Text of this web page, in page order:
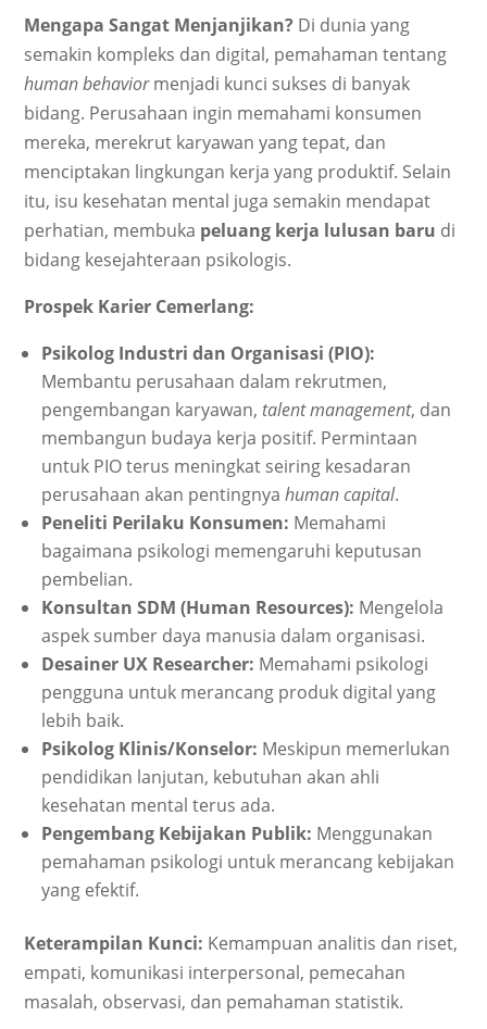
Mengapa Sangat Menjanjikan? Di dunia yang
semakin kompleks dan digital, pemahaman tentang
human behaviormenjadi kunci sukses di banyak
bidang. Perusahaan ingin memahami konsumen
mereka, merekrut karyawan yang tepat, dan
menciptakan lingkungan kerja yang produktif. Selain
itu, isu kesehatan mental juga semakin mendapat
perhatian, membuka peluang kerja lulusan baru di
bidang kesejahteraan psikologis.
Prospek Karier Cemerlang:
Psikolog Industri dan Organisasi (PIO):
Membantu perusahaan dalam rekrutmen,
pengembangan karyawan, talent management, dan
membangun budaya kerja positif. Permintaan
untuk PIO terus meningkat seiring kesadaran
perusahaan akan pentingnyahuman capital.
Peneliti Perilaku Konsumen: Memahami
bagaimana psikologi memengaruhi keputusan
pembelian.
Konsultan SDM (Human Resources): Mengelola
aspek sumber daya manusia dalam organisasi.
Desainer UX Researcher: Memahami psikologi
pengguna untuk merancang produk digital yang
lebih baik.
Psikolog Klinis/Konselor: Meskipun memerlukan
pendidikan lanjutan, kebutuhan akan ahli
kesehatan mental terus ada.
Pengembang Kebijakan Publik: Menggunakan
pemahaman psikologi untuk merancang kebijakan
yang efektif.
Keterampilan Kunci: Kemampuan analitis dan riset,
empati, komunikasi interpersonal, pemecahan
masalah, observasi, dan pemahaman statistik.